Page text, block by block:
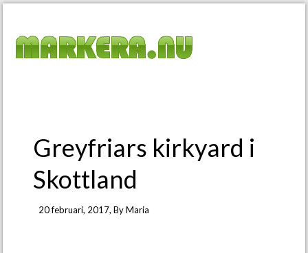
Greyfriars kirkyard i
Skottland
20 februari, 2017, ByMaria